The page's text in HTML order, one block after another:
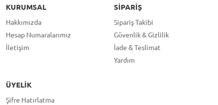
KURUMSAL
Hakkımızda
Hesap Numaralarımız
İletişim
SIPARIŞ
Sipariş Takibi
Güvenlik & Gizlilik
İade & Teslimat
Yardım
ÜYELIK
Şifre Hatırlatma